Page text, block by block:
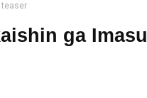
teaser
ga Imasu